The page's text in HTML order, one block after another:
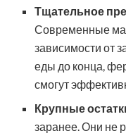
Тщательное
Современные
зависимости от
еды до конца,
смогут
Крупные
заранее. Они не